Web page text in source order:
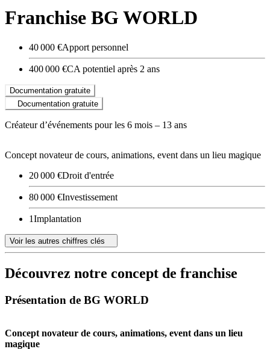
Franchise BG WORLD
40 000 €Apport personnel
400 000 €CA potentiel après 2 ans
Documentation gratuite
Documentation gratuite
Créateur d’événements pour les 6 mois – 13 ans
Concept novateur de cours, animations, event dans un lieu magique
20 000 €Droit d'entrée
80 000 €Investissement
1Implantation
Voir les autres chiffres clés
Découvrez notre concept de franchise
Présentation de BG WORLD
Concept novateur de cours, animations, event dans un lieu
magique